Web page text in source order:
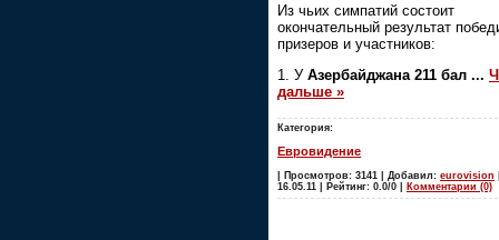
Из чьих симпатий состоит
окончательный результат
призеров и участников:
1. У Азербайджана 211 бал ...
дальше »
Категория:
Евровидение
| Просмотров: 3141 | Добавил: eurovision
16.05.11 | Рейтинг: 0.0/0 | Комментарии (0)